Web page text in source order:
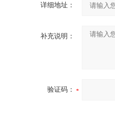
详细地址：
补充说明：
验证码：